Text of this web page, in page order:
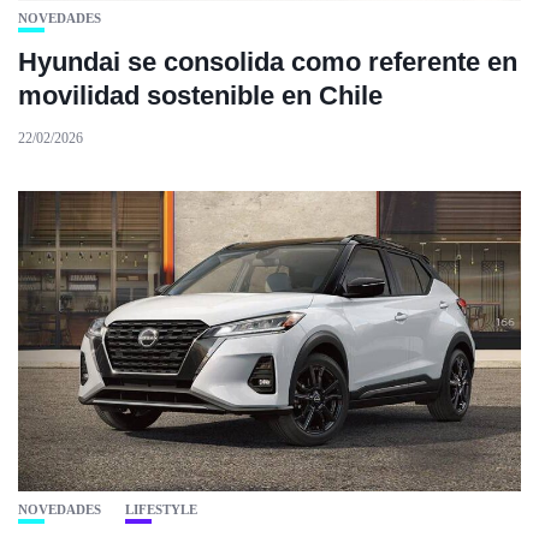
NOVEDADES
Hyundai se consolida como referente en
movilidad sostenible en Chile
22/02/2026
NOVEDADES LIFESTYLE